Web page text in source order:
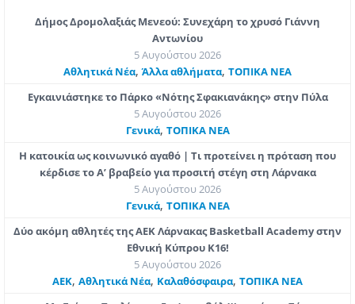
Δήμος Δρομολαξιάς Μενεού: Συνεχάρη το χρυσό Γιάννη
Αντωνίου
5 Αυγούστου 2026
Αθλητικά Νέα,Άλλα αθλήματα, ΤΟΠΙΚΑ ΝΕΑ
Εγκαινιάστηκε το Πάρκο «Νότης Σφακιανάκης» στην Πύλα
5 Αυγούστου 2026
Γενικά, ΤΟΠΙΚΑ ΝΕΑ
Η κατοικία ως κοινωνικό αγαθό | Τι προτείνει η πρόταση που
κέρδισε το Α’ βραβείο για προσιτή στέγη στη Λάρνακα
5 Αυγούστου 2026
Γενικά, ΤΟΠΙΚΑ ΝΕΑ
Δύο ακόμη αθλητές της ΑΕΚ Λάρνακας Basketball Academy στην
Εθνική Κύπρου Κ16!
5 Αυγούστου 2026
ΑΕΚ, Αθλητικά Νέα, Καλαθόσφαιρα, ΤΟΠΙΚΑ ΝΕΑ